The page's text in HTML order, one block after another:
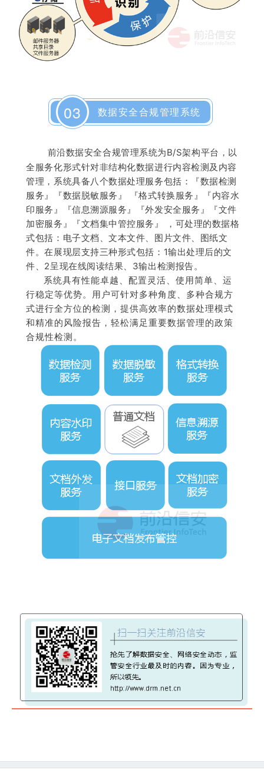
03 数据安全合规管理系统
前沿数据安全合规管理系统为B/S架构平台，以
全服务化形式针对非结构化数据进行内容检测及内容
管理，系统具备八个数据处理服务包括：『数据检测
服务』『数据脱敏服务』 『格式转换服务』『内容水
印服务』『信息溯源服务』『外发安全服务』『文件
加密服务』『文档集中管控服务』 ，可处理的数据格
式包括：电子文档、文本文件、图片文件、图纸文
件。在展现层支持三种形式包括：1输出处理后的文
件、2呈现在线阅读结果、3输出检测报告。
系统具有性能卓越、配置灵活、使用简单、运
行稳定等优势。用户可针对多种角度、多种合规方
式进行全方位的检测，提供高效率的数据处理模式
和精准的风险报告，轻松满足重要数据管理的政策
合规性检测。